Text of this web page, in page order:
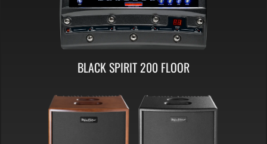
BLACK SPIRIT 200 FLOOR